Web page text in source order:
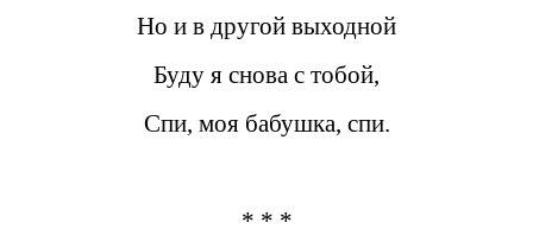
Но и в другой выходной
Буду я снова с тобой,
Спи, моя бабушка, спи.
* * *